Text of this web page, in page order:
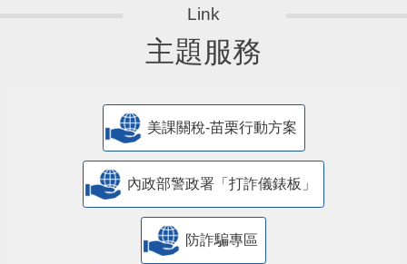
主題服務
美課關稅-苗栗行動方案
內政部警政署「打詐儀錶板」
防詐騙專區